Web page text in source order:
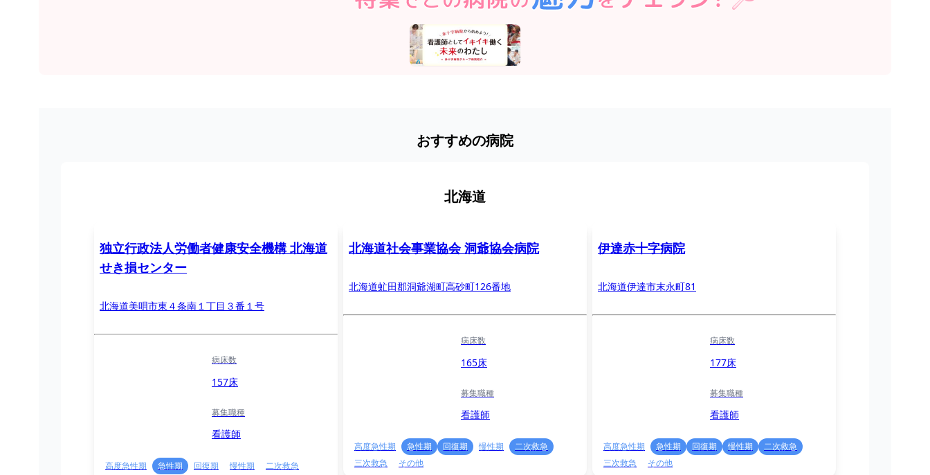
おすすめの病院
北海道
独立行政法人労働者健康安全機構 北海道
せき損センター
北海道美唄市東４条南１丁目３番１号
病床数
157床
募集職種
看護師
高度急性期 急性期 回復期 慢性期
二次救急
北海道社会事業協会 洞爺協会病院
北海道虻田郡洞爺湖町高砂町126番地
病床数
165床
募集職種
看護師
高度急性期 急性期 回復期 慢性期
二次救急
三次救急
その他
伊達赤十字病院
北海道伊達市末永町81
病床数
177床
募集職種
看護師
高度急性期 急性期 回復期 慢性期
二次救急
三次救急
その他